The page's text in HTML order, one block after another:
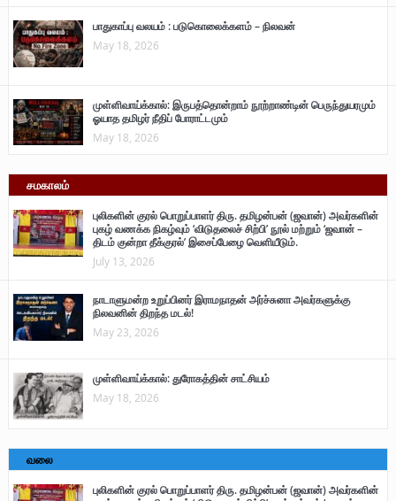
பாதுகாப்பு வலயம் : படுகொலைக்களம் – நிலவன்
May 18, 2026
முள்ளிவாய்க்கால்: இருபத்தொன்றாம் நூற்றாண்டின் பெருந்துயரமும்
ஓயாத தமிழர் நீதிப் போராட்டமும்
May 18, 2026
சமகாலம்
புலிகளின் குரல் பொறுப்பாளர் திரு. தமிழன்பன் (ஜவான்) அவர்களின்
புகழ் வணக்க நிகழ்வும் ‘விடுதலைச் சிற்பி’ நூல் மற்றும் ‘ஜவான் –
திடம் குன்றா தீக்குரல்’ இசைப்பேழை வெளியீடும்.
July 13, 2026
நாடாளுமன்ற உறுப்பினர் இராமநாதன் அர்ச்சுனா அவர்களுக்கு
நிலவனின் திறந்த மடல்!
May 23, 2026
முள்ளிவாய்க்கால்: துரோகத்தின் சாட்சியம்
May 18, 2026
வலை
புலிகளின் குரல் பொறுப்பாளர் திரு. தமிழன்பன் (ஜவான்) அவர்களின்